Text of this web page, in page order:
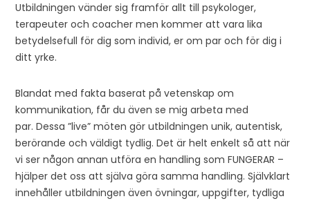
Utbildningen vänder sig framför allt till psykologer,
terapeuter och coacher men kommer att vara lika
betydelsefull för dig som individ, er om par och för dig i
ditt yrke.
Blandat med fakta baserat på vetenskap om
kommunikation, får du även se mig arbeta med
par. Dessa ”live” möten gör utbildningen unik, autentisk,
berörande och väldigt tydlig. Det är helt enkelt så att när
vi ser någon annan utföra en handling som FUNGERAR –
hjälper det oss att själva göra samma handling. Självklart
innehåller utbildningen även övningar, uppgifter, tydliga